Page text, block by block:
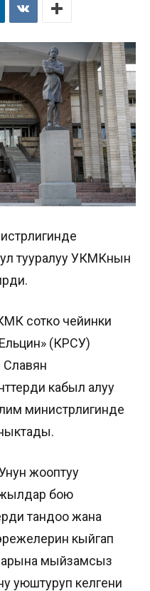
тууралуу УКМКнын
сотко чейинки
Ельцин» (КРСУ)
кабыл алуу
министрлигинде
жооптуу
бою
тандоо жана
кыйгап
мыйзамсыз
уюштуруп келгени